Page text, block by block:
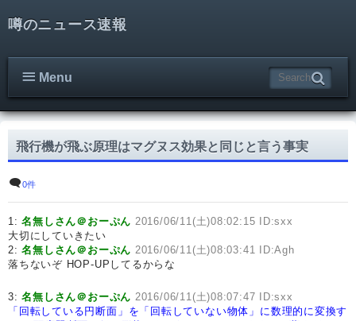
噂のニュース速報
Menu
飛行機が飛ぶ原理はマグヌス効果と同じと言う事実
0件
1:名無しさん＠おーぷん 2016/06/11(土)08:02:15 ID:sxx
大切にしていきたい
2:名無しさん＠おーぷん 2016/06/11(土)08:03:41 ID:Agh
落ちないぞ HOP-UPしてるからな
3:名無しさん＠おーぷん 2016/06/11(土)08:07:47 ID:sxx
「回転している円断面」を「回転していない物体」に数理的に変換す